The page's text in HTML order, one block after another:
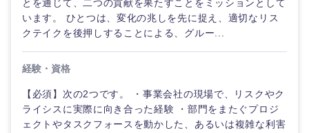
とを通じて、二つの貢献を果たすことをミッションとして
います。 ひとつは、変化の兆しを先に捉え、適切なリス
クテイクを後押しすることによる、グルー...
経験・資格
【必須】次の2つです。 ・事業会社の現場で、リスクやク
ライシスに実際に向き合った経験 ・部門をまたぐプロジ
ェクトやタスクフォースを動かした、あるいは複雑な利害